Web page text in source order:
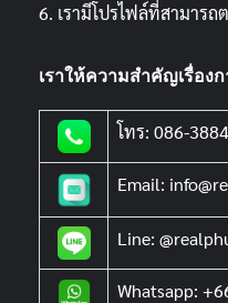
6. เรามีโปรไฟล์ที่สามารถ
เราให้ความสำคัญเรื่อง
โทร: 086-
Email:
Line:
Whatsapp: